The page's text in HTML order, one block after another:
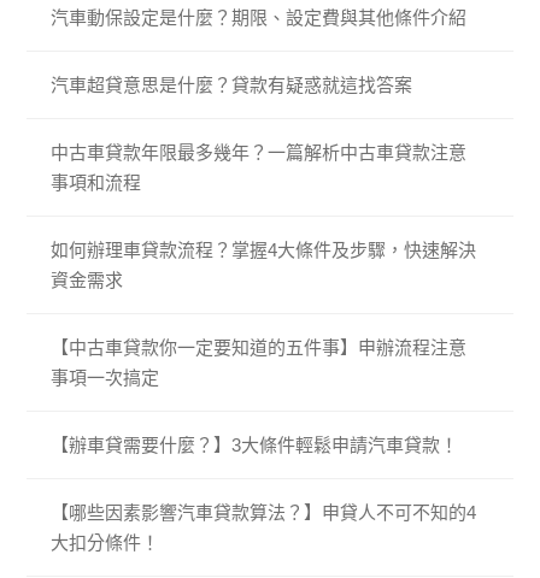
汽車動保設定是什麼？期限、設定費與其他條件介紹
汽車超貸意思是什麼？貸款有疑惑就這找答案
中古車貸款年限最多幾年？一篇解析中古車貸款注意
事項和流程
如何辦理車貸款流程？掌握4大條件及步驟，快速解決
資金需求
【中古車貸款你一定要知道的五件事】申辦流程注意
事項一次搞定
【辦車貸需要什麼？】3大條件輕鬆申請汽車貸款！
【哪些因素影響汽車貸款算法？】申貸人不可不知的4
大扣分條件！